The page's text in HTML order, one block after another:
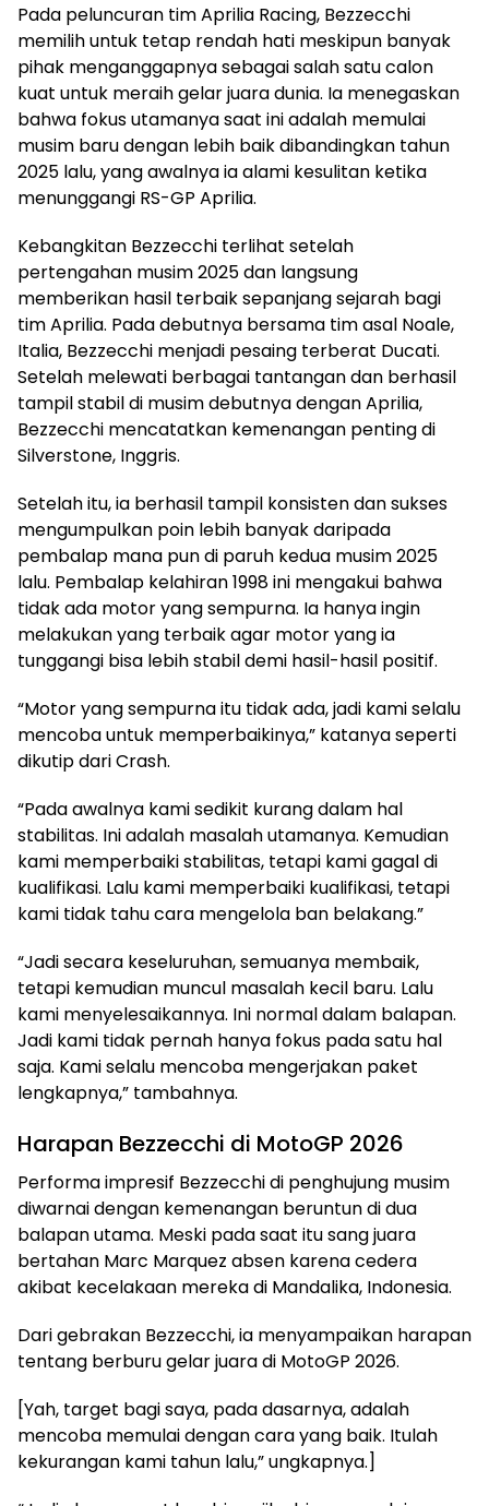
Pada peluncuran tim Aprilia Racing, Bezzecchi
memilih untuk tetap rendah hati meskipun banyak
pihak menganggapnya sebagai salah satu calon
kuat untuk meraih gelar juara dunia. Ia menegaskan
bahwa fokus utamanya saat ini adalah memulai
musim baru dengan lebih baik dibandingkan tahun
2025 lalu, yang awalnya ia alami kesulitan ketika
menunggangi RS-GP Aprilia.
Kebangkitan Bezzecchi terlihat setelah
pertengahan musim 2025 dan langsung
memberikan hasil terbaik sepanjang sejarah bagi
tim Aprilia. Pada debutnya bersama tim asal Noale,
Italia, Bezzecchi menjadi pesaing terberat Ducati.
Setelah melewati berbagai tantangan dan berhasil
tampil stabil di musim debutnya dengan Aprilia,
Bezzecchi mencatatkan kemenangan penting di
Silverstone, Inggris.
Setelah itu, ia berhasil tampil konsisten dan sukses
mengumpulkan poin lebih banyak daripada
pembalap mana pun di paruh kedua musim 2025
lalu. Pembalap kelahiran 1998 ini mengakui bahwa
tidak ada motor yang sempurna. Ia hanya ingin
melakukan yang terbaik agar motor yang ia
tunggangi bisa lebih stabil demi hasil-hasil positif.
“Motor yang sempurna itu tidak ada, jadi kami selalu
mencoba untuk memperbaikinya,” katanya seperti
dikutip dari Crash.
“Pada awalnya kami sedikit kurang dalam hal
stabilitas. Ini adalah masalah utamanya. Kemudian
kami memperbaiki stabilitas, tetapi kami gagal di
kualifikasi. Lalu kami memperbaiki kualifikasi, tetapi
kami tidak tahu cara mengelola ban belakang.”
“Jadi secara keseluruhan, semuanya membaik,
tetapi kemudian muncul masalah kecil baru. Lalu
kami menyelesaikannya. Ini normal dalam balapan.
Jadi kami tidak pernah hanya fokus pada satu hal
saja. Kami selalu mencoba mengerjakan paket
lengkapnya,” tambahnya.
Harapan Bezzecchi di MotoGP 2026
Performa impresif Bezzecchi di penghujung musim
diwarnai dengan kemenangan beruntun di dua
balapan utama. Meski pada saat itu sang juara
bertahan Marc Marquez absen karena cedera
akibat kecelakaan mereka di Mandalika, Indonesia.
Dari gebrakan Bezzecchi, ia menyampaikan harapan
tentang berburu gelar juara di MotoGP 2026.
[Yah, target bagi saya, pada dasarnya, adalah
mencoba memulai dengan cara yang baik. Itulah
kekurangan kami tahun lalu,” ungkapnya.]